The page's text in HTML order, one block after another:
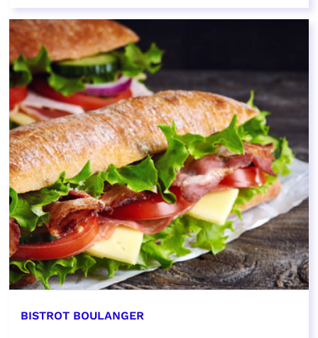
EN SAVOIR PLUS
BISTROT BOULANGER